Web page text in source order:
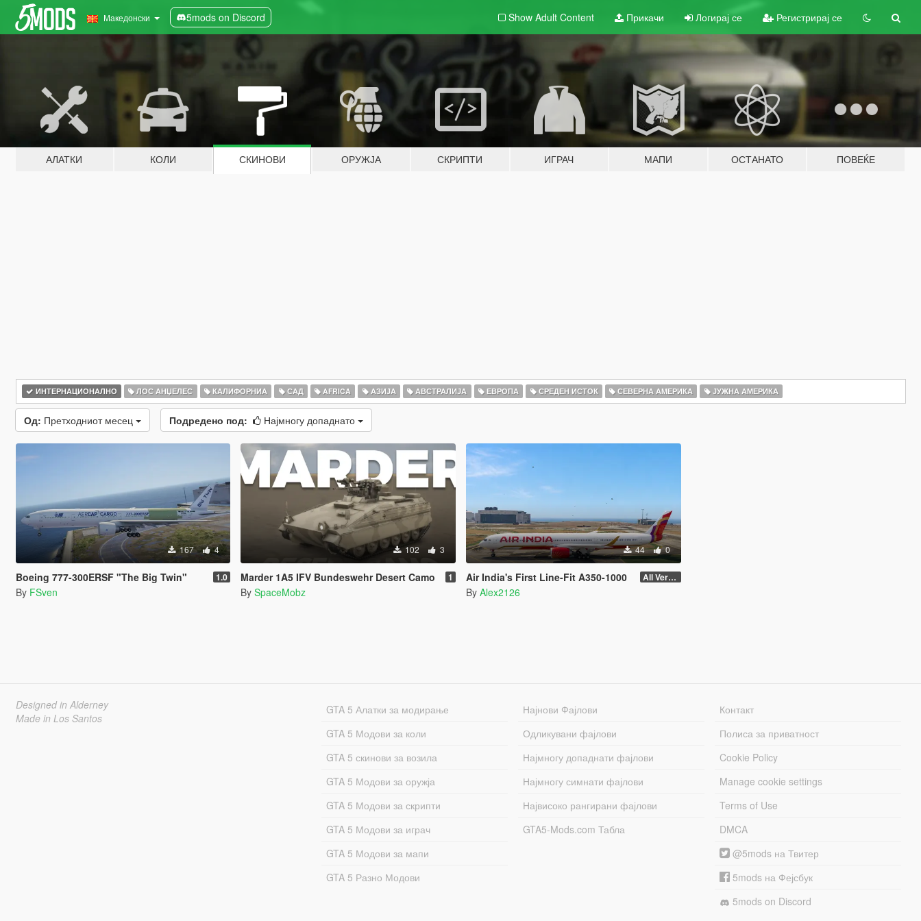
Македонски 5mods on Discord Show Adult Content Прикачи Логирај се Регистрирај се
АЛАТКИ КОЛИ СКИНОВИ ОРУЖЈА СКРИПТИ ИГРАЧ МАПИ ОСТАНАТО ПОВЕЌЕ
ИНТЕРНАЦИОНАЛНО ЛОС АНЏЕЛЕС КАЛИФОРНИА САД AFRICA АЗИЈА АВСТРАЛИЈА ЕВРОПА СРЕДЕН ИСТОК СЕВЕРНА АМЕРИКА ЈУЖНА АМЕРИКА
Од: Претходниот месец Подредено под: Најмногу допаднато
167 4
Boeing 777-300ERSF "The Big Twin" 1.0
By FSven
102 3
Marder 1A5 IFV Bundeswehr Desert Camo 1
By SpaceMobz
44 0
Air India's First Line-Fit A350-1000 All Versions
By Alex2126
Designed in Alderney
Made in Los Santos
GTA 5 Алатки за модирање
GTA 5 Модови за коли
GTA 5 скинови за возила
GTA 5 Модови за оружја
GTA 5 Модови за скрипти
GTA 5 Модови за играч
GTA 5 Модови за мапи
GTA 5 Разно Модови
Најнови Фајлови
Одликувани фајлови
Најмногу допаднати фајлови
Најмногу симнати фајлови
Највисоко рангирани фајлови
GTA5-Mods.com Табла
Контакт
Полиса за приватност
Cookie Policy
Manage cookie settings
Terms of Use
DMCA
@5mods на Твитер
5mods на Фејсбук
5mods on Discord